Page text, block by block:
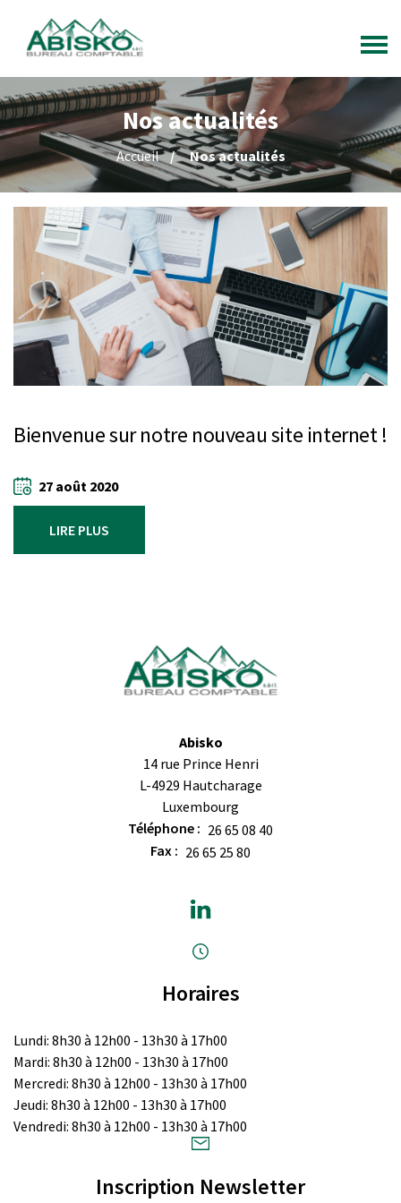
Nos actualités
Accueil Nos actualités
Bienvenue sur notre nouveau site internet !
27 août 2020
LIRE PLUS
Abisko
14 rue Prince Henri
L-4929 Hautcharage
Luxembourg
Téléphone : 26 65 08 40
Fax : 26 65 25 80
Horaires
Lundi: 8h30 à 12h00 - 13h30 à 17h00
Mardi: 8h30 à 12h00 - 13h30 à 17h00
Mercredi: 8h30 à 12h00 - 13h30 à 17h00
Jeudi: 8h30 à 12h00 - 13h30 à 17h00
Vendredi: 8h30 à 12h00 - 13h30 à 17h00
Inscription Newsletter